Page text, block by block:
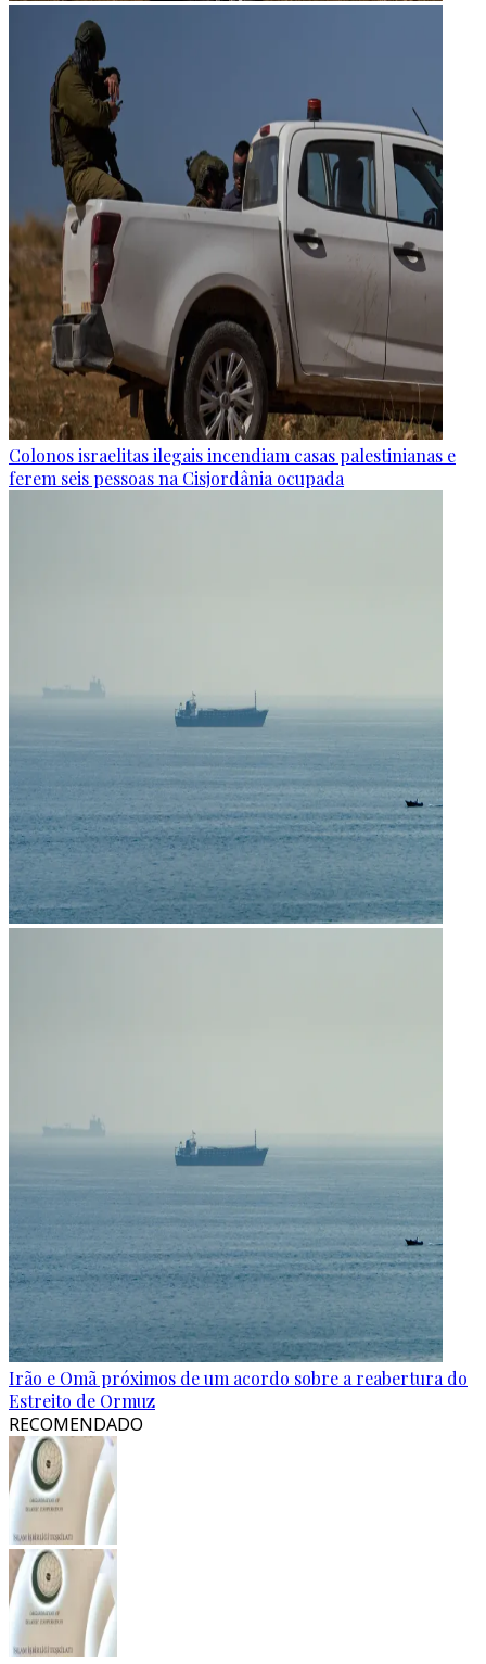
Colonos israelitas ilegais incendiam casas palestinianas e
ferem seis pessoas na Cisjordânia ocupada
Irão e Omã próximos de um acordo sobre a reabertura do
Estreito de Ormuz
RECOMENDADO